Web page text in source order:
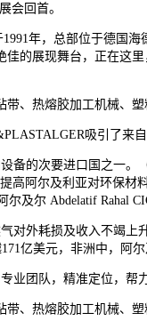
会回首。
年，总部位于德国
的展现舞台，正在
热熔胶加工机械、塑
吸引了来自
的次要进口国之一。
高阿尔及利亚对环保
及尔 Abdelatif Rahal
耗损及收入不竭上
亿美元，非洲中，阿
团队，精准定位，帮力
热熔胶加工机械、塑